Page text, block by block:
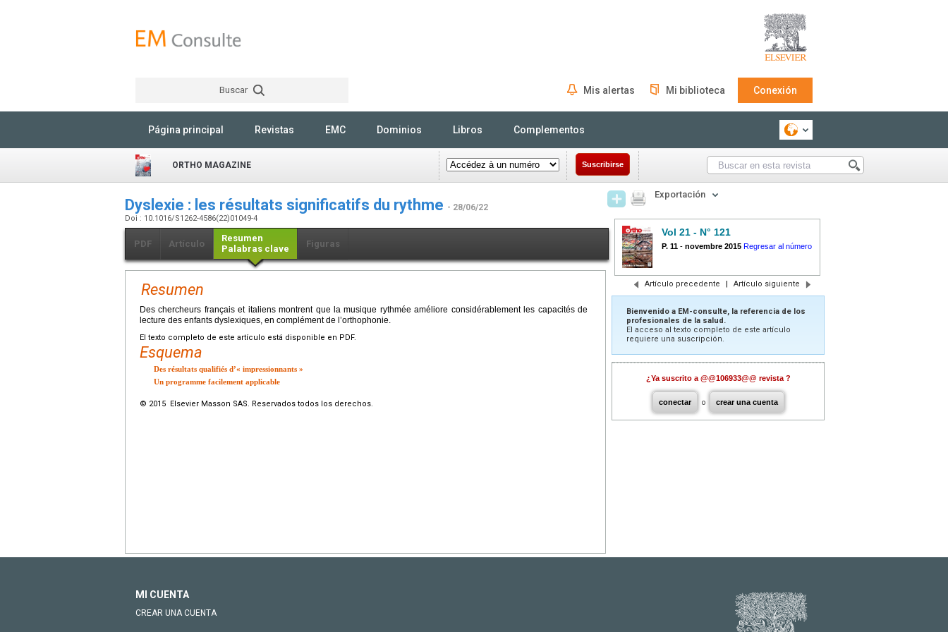
Buscar Mis alertas Mi biblioteca Conexión
Página principal Revistas EMC Dominios Libros Complementos
ORTHO MAGAZINE Suscribirse
Dyslexie : les résultats significatifs du rythme - 28/06/22
Doi : 10.1016/S1262-4586(22)01049-4
PDF Artículo
Resumen
Palabras clave
Figuras
Resumen
Des chercheurs français et italiens montrent que la musique rythmée améliore considérablement les capacités de
lecture des enfants dyslexiques, en complément de l’orthophonie.
El texto completo de este artículo está disponible en PDF.
Esquema
Des résultats qualifiés d’« impressionnants »
Un programme facilement applicable
© 2015 Elsevier Masson SAS. Reservados todos los derechos.
Exportación
Vol 21 - N° 121
P. 11 - novembre 2015 Regresar al número
Artículo precedente | Artículo siguiente
Bienvenido a EM-consulte, la referencia de los
profesionales de la salud.
El acceso al texto completo de este artículo
requiere una suscripción.
¿Ya suscrito a @@106933@@ revista ?
conectar o crear una cuenta
MI CUENTA
CREAR UNA CUENTA